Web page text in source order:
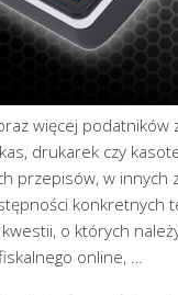
więcej podatników
drukarek czy
przepisów, w innych
konkretnych
o których
online, …